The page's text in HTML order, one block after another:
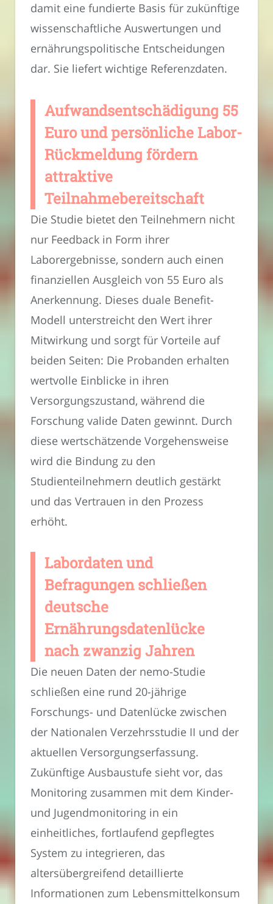
damit eine fundierte Basis für zukünftige
wissenschaftliche Auswertungen und
ernährungspolitische Entscheidungen
dar. Sie liefert wichtige Referenzdaten.
Aufwandsentschädigung 55
Euro und persönliche Labor-
Rückmeldung fördern
attraktive
Teilnahmebereitschaft
Die Studie bietet den Teilnehmern nicht
nur Feedback in Form ihrer
Laborergebnisse, sondern auch einen
finanziellen Ausgleich von 55 Euro als
Anerkennung. Dieses duale Benefit-
Modell unterstreicht den Wert ihrer
Mitwirkung und sorgt für Vorteile auf
beiden Seiten: Die Probanden erhalten
wertvolle Einblicke in ihren
Versorgungszustand, während die
Forschung valide Daten gewinnt. Durch
diese wertschätzende Vorgehensweise
wird die Bindung zu den
Studienteilnehmern deutlich gestärkt
und das Vertrauen in den Prozess
erhöht.
Labordaten und
Befragungen schließen
deutsche
Ernährungsdatenlücke
nach zwanzig Jahren
Die neuen Daten der nemo-Studie
schließen eine rund 20-jährige
Forschungs- und Datenlücke zwischen
der Nationalen Verzehrsstudie II und der
aktuellen Versorgungserfassung.
Zukünftige Ausbaustufe sieht vor, das
Monitoring zusammen mit dem Kinder-
und Jugendmonitoring in ein
einheitliches, fortlaufend gepflegtes
System zu integrieren, das
altersübergreifend detaillierte
Informationen zum Lebensmittelkonsum